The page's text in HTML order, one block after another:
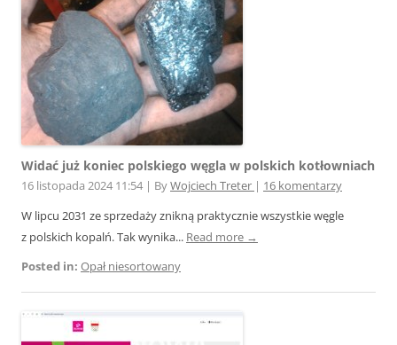
Widać już koniec polskiego węgla w polskich kotłowniach
16 listopada 2024 11:54 | ByWojciech Treter | 16 komentarzy
W lipcu 2031 ze sprzedaży znikną praktycznie wszystkie węgle
z polskich kopalń. Tak wynika... Read more →
Posted in: Opał niesortowany